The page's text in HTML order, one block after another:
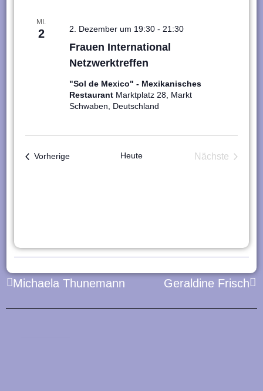
MI.
2
Frauen International
Netzwerktreffen
2. Dezember um 19:30 - 21:30
"Sol de Mexico" - Mexikanisches
Restaurant Marktplatz 28, Markt
Schwaben, Deutschland
VorherigeVeranstaltungenHeute
Nächste
Zurück
Michaela Thunemann Geraldine Frisch